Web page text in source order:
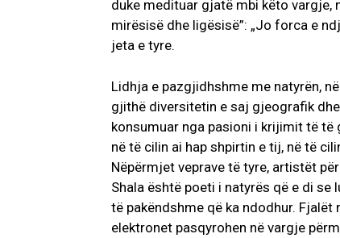
duke medituar gjatë mbi këto
mirësisë dhe ligësisë”: „Jo forca e
jeta e tyre.
Lidhja e pazgjidhshme me natyrën,
gjithë diversitetin e saj gjeografik
konsumuar nga pasioni i krijimit të të
në të cilin ai hap shpirtin e tij, në të
Nëpërmjet veprave të tyre, artistët
Shala është poeti i natyrës që e di
të pakëndshme që ka ndodhur.
elektronet pasqyrohen në vargje